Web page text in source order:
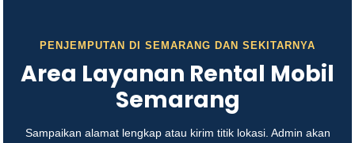
PENJEMPUTAN DI SEMARANG DAN SEKITARNYA
Area Layanan Rental Mobil
Semarang
Sampaikan alamat lengkap atau kirim titik lokasi. Admin akan